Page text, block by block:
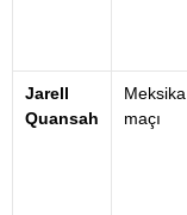
Jarell
Quansah
Meksika
maçı